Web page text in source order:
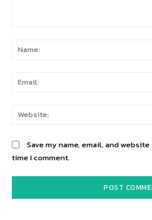
Save my name, email, and
time I comment.